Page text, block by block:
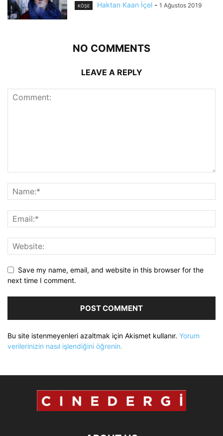
KÖŞE Haktan Kaan İçel - 1 Ağustos 2019
NO COMMENTS
LEAVE A REPLY
Save my name, email, and website in this browser for the
next time I comment.
Bu site istenmeyenleri azaltmak için Akismet kullanır. Yorum
verilerinizin nasıl işlendiğini öğrenin.